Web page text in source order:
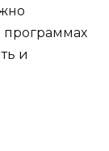
программах
и